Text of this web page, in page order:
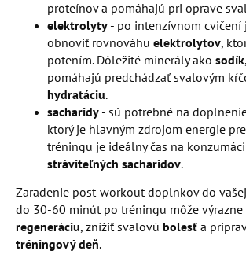
proteínov a pomáhajú pri oprave
elektrolyty - po intenzívnom cvičení
obnoviť rovnováhu elektrolytov,
potením. Dôležité minerály ako sodík,
pomáhajú predchádzať svalovým
hydratáciu.
sacharidy - sú potrebné na
ktorý je hlavným zdrojom energie pre
tréningu je ideálny čas na
stráviteľných sacharidov.
Zaradenie post-workout doplnkov do
do 30-60 minút po tréningu môže
regeneráciu, znížiť svalovú bolesť a
tréningový deň.